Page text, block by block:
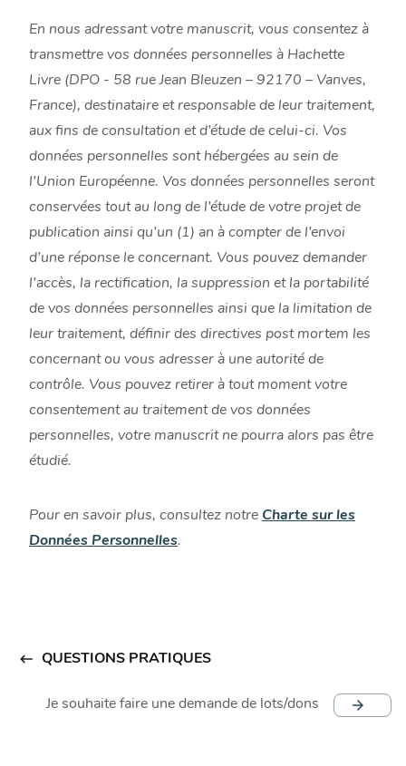
En nous adressant votre manuscrit, vous consentez à
transmettre vos données personnelles à Hachette
Livre (DPO - 58 rue Jean Bleuzen – 92170 – Vanves,
France), destinataire et responsable de leur traitement,
aux fins de consultation et d’étude de celui-ci. Vos
données personnelles sont hébergées au sein de
l’Union Européenne. Vos données personnelles seront
conservées tout au long de l’étude de votre projet de
publication ainsi qu’un (1) an à compter de l’envoi
d’une réponse le concernant. Vous pouvez demander
l’accès, la rectification, la suppression et la portabilité
de vos données personnelles ainsi que la limitation de
leur traitement, définir des directives post mortem les
concernant ou vous adresser à une autorité de
contrôle. Vous pouvez retirer à tout moment votre
consentement au traitement de vos données
personnelles, votre manuscrit ne pourra alors pas être
étudié.
Pour en savoir plus, consultez notre Charte sur les
Données Personnelles.
keyboard_backspace QUESTIONS PRATIQUES
Je souhaite faire une demande de lots/dons arrow_forward